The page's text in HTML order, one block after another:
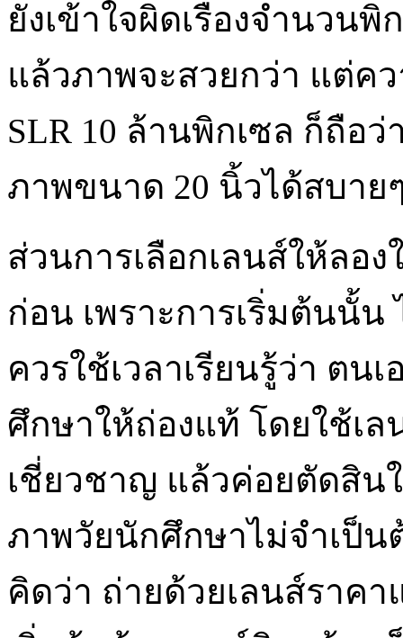
ยังเข้าใจผิดเรื่องจำนวน
แล้วภาพจะสวยกว่า แต่คว
SLR 10 ล้านพิกเซล ก็ถือ
ภาพขนาด 20 นิ้วได้สบาย
ส่วนการเลือกเลนส์ให้ลอง
ก่อน เพราะการเริ่มต้นนั้น
ควรใช้เวลาเรียนรู้ว่า ตน
ศึกษาให้ถ่องแท้ โดยใช้เล
เชี่ยวชาญ แล้วค่อยตัดสิน
ภาพวัยนักศึกษาไม่จำเป็น
คิดว่า ถ่ายด้วยเลนส์ราค